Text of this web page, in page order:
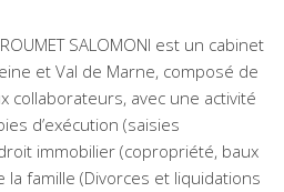
SALOMONI est un cabinet
et Val de Marne, composé de
collaborateurs, avec une activité
d’exécution (saisies
immobilier (copropriété, baux
la famille (Divorces et liquidations